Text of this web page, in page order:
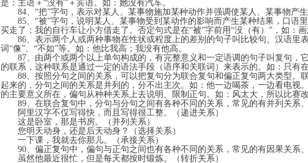
是：主语＋“没有”＋宾语。如：她没有汽车。
84、“把”字句，表示对某人、某事物施加某种动作并强调使某人、某事物产生
85、“被”字句，说明某人、某事物受到某动作的影响而产生某种结果，口语里
买走了；我的自行车让小方借走了。否定句式是在“被”字前用“没（有）”，如：画
86、表示两个人或两种事物在性状或程度上的差别的句子叫比较句。汉语里表
词“像”、“不如”等。如：他比我高；我没有他高。
87、由两个或两个以上单句构成的，有完整意义和一定语调的句子叫复句，
的联系，这种联系是通过一定的语法手段（语序和关联词）来表示的。如：只
88、按照分句之间的关系，可以把复句分为联合复句和偏正复句两大类型。
起来的，分句之间的关系是并列的，分不出主次。如：他一边喝茶，一边看电视
的主要意义所在，偏句从种种关系上去说明、限制正句。如：风太大，所以比
89、在联合复句中，分句与分句之间有各种不同的关系，常见的有并列关系
阿里汉字不仅写得快，而且写得很工整。（递进关系）
这是卧室，那是书房。（并列关系）
您明天动身，还是后天动身？（选择关系）
一下课，我就去你那儿。（承接关系）
90、偏正复句中，偏句与正句之间也有各种不同的关系，常见的有因果关系
虽然他最近很忙，但是每天都按时锻炼。（转折关系）